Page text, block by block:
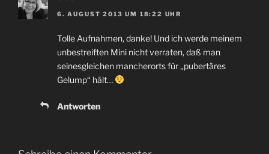
6. AUGUST 2013 UM 18:22 UHR
Tolle Aufnahmen, danke! Und ich werde meinem
unbestreiften Mini nicht verraten, daß man
seinesgleichen mancherorts für „pubertäres
Gelump“ hält…
Antworten